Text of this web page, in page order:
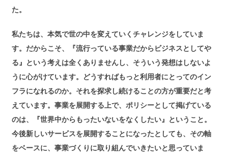
た。
私たちは、本気で世の中を変えていくチャレンジをしていま
す。だからこそ、『流行っている事業だからビジネスとしてや
る』という考えは全くありませんし、そういう発想はしないよ
うに心がけています。どうすればもっと利用者にとってのイン
フラになれるのか。それを探求し続けることの方が重要だと考
えています。事業を展開する上で、ポリシーとして掲げている
のは、『世界中からもったいないをなくしたい』ということ。
今後新しいサービスを展開することになったとしても、その軸
をベースに、事業づくりに取り組んでいきたいと思っていま